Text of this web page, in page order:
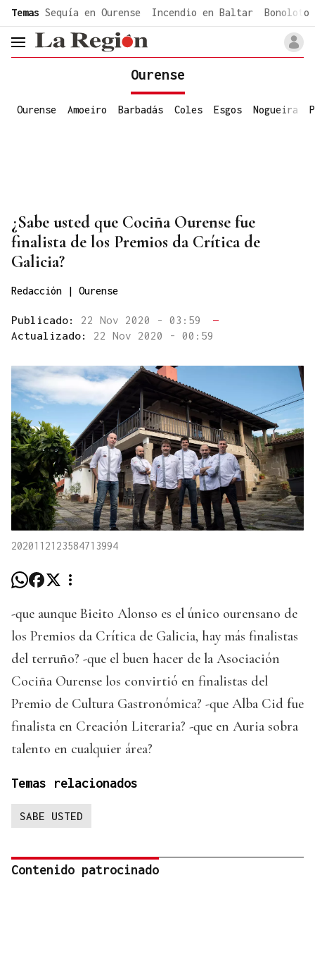
common.go-to-content
Temas Sequía en Ourense Incendio en Baltar Bonoloto
header.menu.open
Ourense
Ourense Amoeiro Barbadás Coles Esgos Nogueira
¿Sabe usted que Cociña Ourense fue
finalista de los Premios da Crítica de
Galicia?
Redacción | Ourense
Publicado: 22 Nov 2020 - 03:59
—
Actualizado: 22 Nov 2020 - 00:59
2020112123584713994
-que aunque Bieito Alonso es el único ourensano de
los Premios da Crítica de Galicia, hay más finalistas
del terruño? -que el buen hacer de la Asociación
Cociña Ourense los convirtió en finalistas del
Premio de Cultura Gastronómica? -que Alba Cid fue
finalista en Creación Literaria? -que en Auria sobra
talento en cualquier área?
Temas relacionados
SABE USTED
Contenido patrocinado